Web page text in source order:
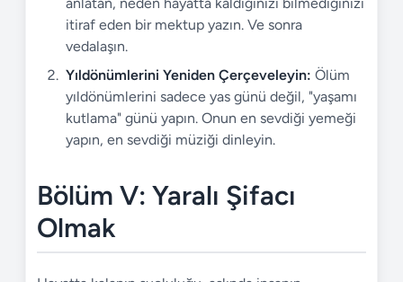
itiraf eden bir mektup yazın. Ve sonra
vedalaşın.
Yıldönümlerini Yeniden Çerçeveleyin: Ölüm
yıldönümlerini sadece yas günü değil, "yaşamı
kutlama" günü yapın. Onun en sevdiği yemeği
yapın, en sevdiği müziği dinleyin.
Bölüm V: Yaralı Şifacı
Olmak